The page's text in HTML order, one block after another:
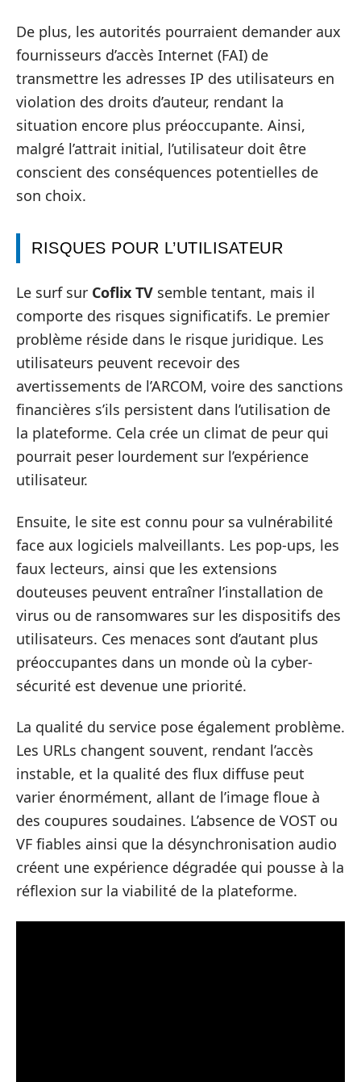
De plus, les autorités pourraient demander aux
fournisseurs d’accès Internet (FAI) de
transmettre les adresses IP des utilisateurs en
violation des droits d’auteur, rendant la
situation encore plus préoccupante. Ainsi,
malgré l’attrait initial, l’utilisateur doit être
conscient des conséquences potentielles de
son choix.
RISQUES POUR L’UTILISATEUR
Le surf sur Coflix TV semble tentant, mais il
comporte des risques significatifs. Le premier
problème réside dans le risque juridique. Les
utilisateurs peuvent recevoir des
avertissements de l’ARCOM, voire des sanctions
financières s’ils persistent dans l’utilisation de
la plateforme. Cela crée un climat de peur qui
pourrait peser lourdement sur l’expérience
utilisateur.
Ensuite, le site est connu pour sa vulnérabilité
face aux logiciels malveillants. Les pop-ups, les
faux lecteurs, ainsi que les extensions
douteuses peuvent entraîner l’installation de
virus ou de ransomwares sur les dispositifs des
utilisateurs. Ces menaces sont d’autant plus
préoccupantes dans un monde où la cyber-
sécurité est devenue une priorité.
La qualité du service pose également problème.
Les URLs changent souvent, rendant l’accès
instable, et la qualité des flux diffuse peut
varier énormément, allant de l’image floue à
des coupures soudaines. L’absence de VOST ou
VF fiables ainsi que la désynchronisation audio
créent une expérience dégradée qui pousse à la
réflexion sur la viabilité de la plateforme.